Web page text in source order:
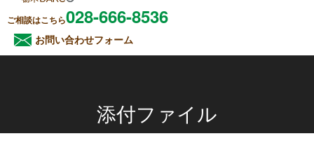
ご相談はこちら028-666-8536
お問い合わせフォーム
添付ファイル